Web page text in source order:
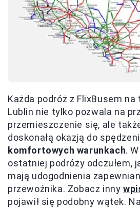
Każda podróż z FlixBusem
Lublin nie tylko pozwala na
przemieszczenie się, ale
doskonałą okazją do
komfortowych warunkach.
ostatniej podróży odczułem,
mają udogodnienia
przewoźnika. Zobacz inny
pojawił się podobny wątek.